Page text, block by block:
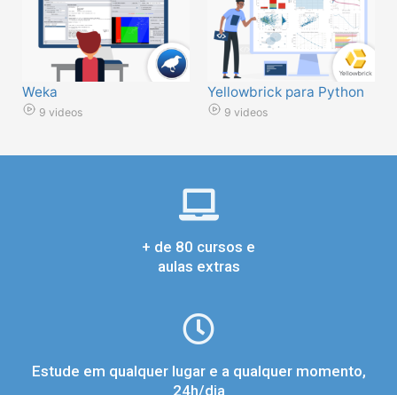
Weka
9 videos
Yellowbrick para Python
9 videos
+ de 80 cursos e
aulas extras
Estude em qualquer lugar e a qualquer momento,
24h/dia